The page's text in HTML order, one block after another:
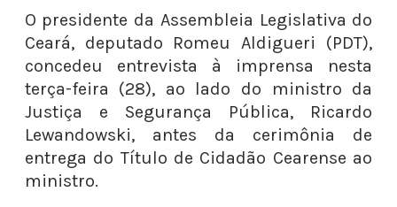
O presidente da Assembleia Legislativa do
Ceará, deputado Romeu Aldigueri (PDT),
concedeu entrevista à imprensa nesta
terça-feira (28), ao lado do ministro da
Justiça e Segurança Pública, Ricardo
Lewandowski, antes da cerimônia de
entrega do Título de Cidadão Cearense ao
ministro.